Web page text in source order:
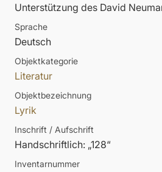
Unterstützung des David
Sprache
Deutsch
Objektkategorie
Literatur
Objektbezeichnung
Lyrik
Inschrift / Aufschrift
Handschriftlich: „128“
Inventarnummer